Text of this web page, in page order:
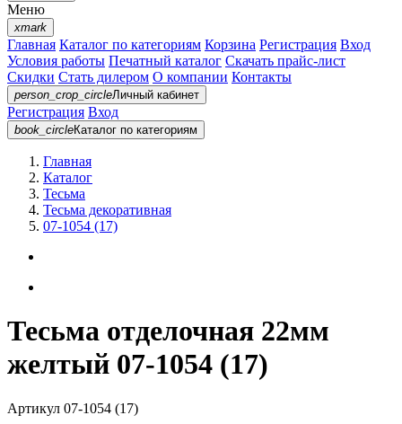
Меню
xmark
Главная Каталог по категориям Корзина Регистрация Вход
Условия работы Печатный каталог Скачать прайс-лист
Скидки Стать дилером О компании Контакты
person_crop_circleЛичный кабинет
Регистрация Вход
book_circleКаталог по категориям
Главная
Каталог
Тесьма
Тесьма декоративная
07-1054 (17)
Тесьма отделочная 22мм
желтый 07-1054 (17)
Артикул 07-1054 (17)